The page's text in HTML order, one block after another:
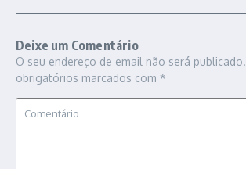
Deixe um Comentário
O seu endereço de email não será publicado.
obrigatórios marcados com *